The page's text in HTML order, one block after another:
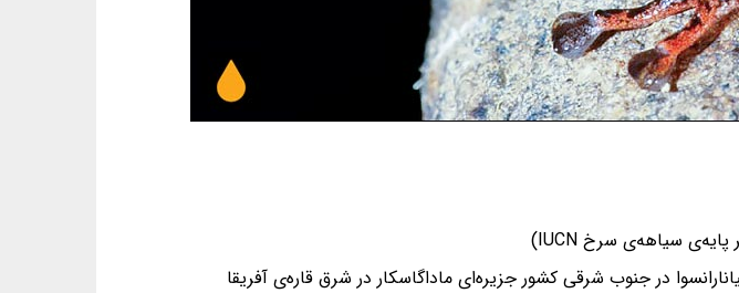
در جنوب شرقی کشور جزیره‌ای ماداگاسکار در شرق قاره‌ی آفریقا